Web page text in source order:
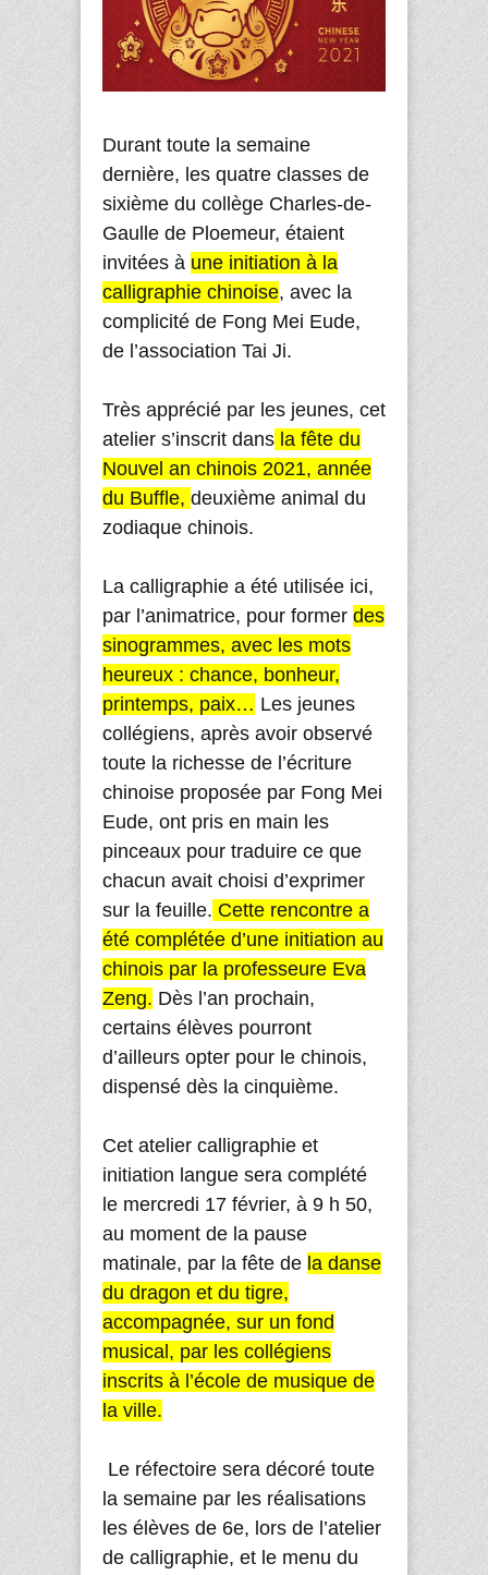
Durant toute la semaine
dernière, les quatre classes de
sixième du collège Charles-de-
Gaulle de Ploemeur, étaient
invitées à une initiation à la
calligraphie chinoise, avec la
complicité de Fong Mei Eude,
de l’association Tai Ji.
Très apprécié par les jeunes, cet
atelier s’inscrit dans la fête du
Nouvel an chinois 2021, année
du Buffle, deuxième animal du
zodiaque chinois.
La calligraphie a été utilisée ici,
par l’animatrice, pour former des
sinogrammes, avec les mots
heureux : chance, bonheur,
printemps, paix… Les jeunes
collégiens, après avoir observé
toute la richesse de l’écriture
chinoise proposée par Fong Mei
Eude, ont pris en main les
pinceaux pour traduire ce que
chacun avait choisi d’exprimer
sur la feuille. Cette rencontre a
été complétée d’une initiation au
chinois par la professeure Eva
Zeng. Dès l’an prochain,
certains élèves pourront
d’ailleurs opter pour le chinois,
dispensé dès la cinquième.
Cet atelier calligraphie et
initiation langue sera complété
le mercredi 17 février, à 9 h 50,
au moment de la pause
matinale, par la fête de la danse
du dragon et du tigre,
accompagnée, sur un fond
musical, par les collégiens
inscrits à l’école de musique de
la ville.
Le réfectoire sera décoré toute
la semaine par les réalisations
les élèves de 6e, lors de l’atelier
de calligraphie, et le menu du